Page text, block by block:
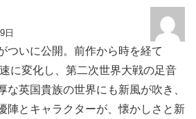
日
ついに公開。前作から時を経て
に変化し、第二次世界大戦の足音
な英国貴族の世界にも新風が吹き、
陣とキャラクターが、懐かしさと新